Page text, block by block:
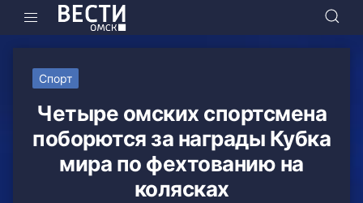
Спорт
Четыре омских спортсмена
поборются за награды Кубка
мира по фехтованию на
колясках